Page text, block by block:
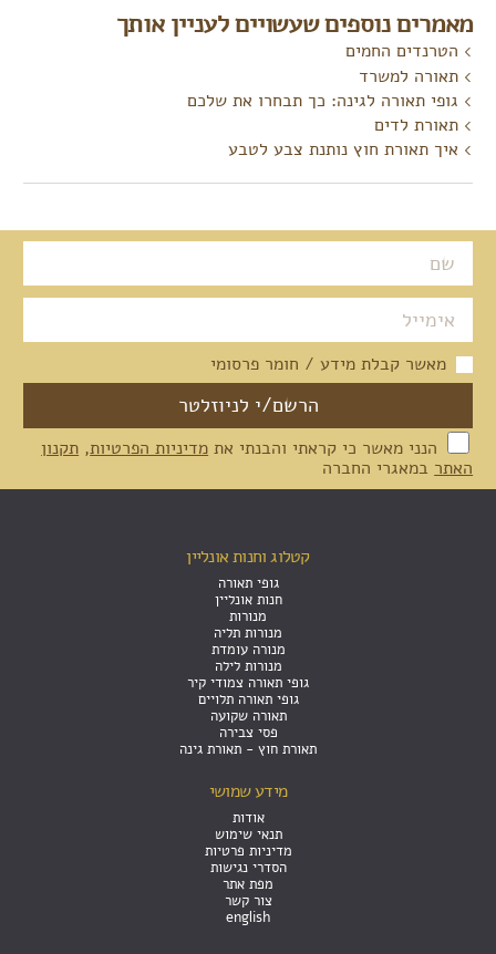
מאמרים נוספים שעשויים לעניין אותך
הטרנדים החמים
תאורה למשרד
גופי תאורה לגינה: כך תבחרו את שלכם
תאורת לדים
איך תאורת חוץ נותנת צבע לטבע
מאשר קבלת מידע / חומר פרסומי
הנני מאשר כי קראתי והבנתי את מדיניות הפרטיות, תקנון
האתר במאגרי החברה
קטלוג וחנות אונליין
גופי תאורה
חנות אונליין
מנורות
מנורות תליה
מנורה עומדת
מנורות לילה
גופי תאורה צמודי קיר
גופי תאורה תלויים
תאורה שקועה
פסי צבירה
תאורת חוץ - תאורת גינה
מידע שמושי
אודות
תנאי שימוש
מדיניות פרטיות
הסדרי נגישות
מפת אתר
צור קשר
english